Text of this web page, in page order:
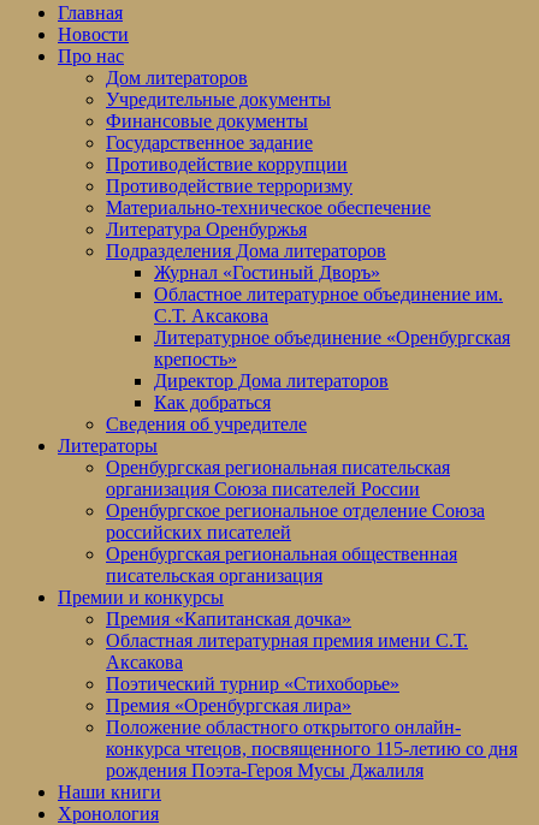
Главная
Новости
Про нас
Дом литераторов
Учредительные документы
Финансовые документы
Государственное задание
Противодействие коррупции
Противодействие терроризму
Материально-техническое обеспечение
Литература Оренбуржья
Подразделения Дома литераторов
Журнал «Гостиный Дворъ»
Областное литературное объединение им.
С.Т. Аксакова
Литературное объединение «Оренбургская
крепость»
Директор Дома литераторов
Как добраться
Сведения об учредителе
Литераторы
Оренбургская региональная писательская
организация Союза писателей России
Оренбургское региональное отделение Союза
российских писателей
Оренбургская региональная общественная
писательская организация
Премии и конкурсы
Премия «Капитанская дочка»
Областная литературная премия имени С.Т.
Аксакова
Поэтический турнир «Стихоборье»
Премия «Оренбургская лира»
Положение областного открытого онлайн-
конкурса чтецов, посвященного 115-летию со дня
рождения Поэта-Героя Мусы Джалиля
Наши книги
Хронология